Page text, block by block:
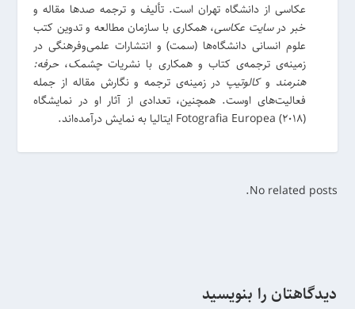
عکاسی از دانشگاه تهران است. تألیف و ترجمه صدها مقاله و
خبر درسایت عکاسی، همکاری با سازمان مطالعه و تدوین کتب
علوم انسانی دانشگاه‌ها (سمت) و انتشارات علمی‌وفرهنگی در
زمینه‌ی ترجمه‌ی کتاب و همکاری با نشریاتچشمک،حرفه:
هنرمند وکالوتیپ در زمینه‌ی ترجمه و نگارش مقاله از جمله
فعالیت‌های اوست. همچنین، تعدادی از آثار او در نمایشگاه
(Fotografia Europea (2018 ایتالیا به نمایش درآمده‌اند.
No related posts.
دیدگاهتان را بنویسید